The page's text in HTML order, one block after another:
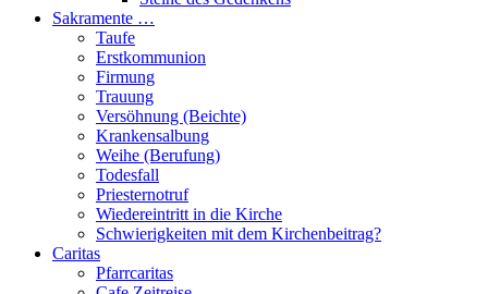
Sakramente …
Taufe
Erstkommunion
Firmung
Trauung
Versöhnung (Beichte)
Krankensalbung
Weihe (Berufung)
Todesfall
Priesternotruf
Wiedereintritt in die Kirche
Schwierigkeiten mit dem Kirchenbeitrag?
Caritas
Pfarrcaritas